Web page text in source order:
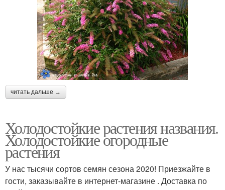
читать дальше →
Холодостойкие растения названия.
Холодостойкие огородные
растения
У нас тысячи сортов семян сезона 2020! Приезжайте в
гости, заказывайте в интернет-магазине . Доставка по